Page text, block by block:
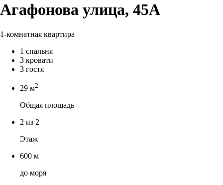
Агафонова улица, 45А
1-комнатная квартира
1 спальня
3 кровати
3 гостя
29 м2
Общая площадь
2 из 2
Этаж
600 м
до моря